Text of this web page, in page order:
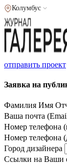
Колумбус
отправить проект
Заявка на
Фамилия Имя
Ваша почта
Номер телефона
Номер телефона
Город дизайнера
Ссылки на Ваши